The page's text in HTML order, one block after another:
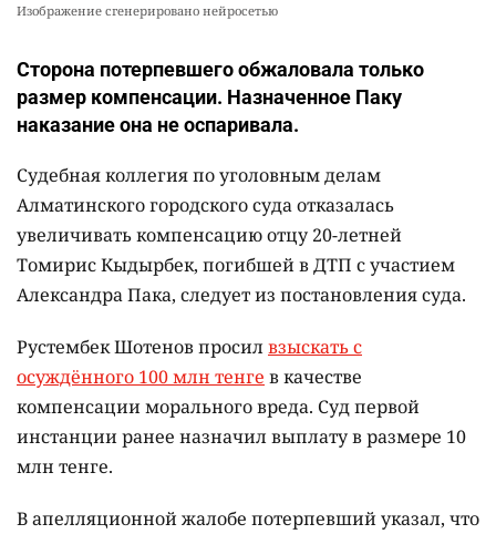
Изображение сгенерировано нейросетью
Сторона потерпевшего обжаловала только
размер компенсации. Назначенное Паку
наказание она не оспаривала.
Судебная коллегия по уголовным делам
Алматинского городского суда отказалась
увеличивать компенсацию отцу 20-летней
Томирис Кыдырбек, погибшей в ДТП с участием
Александра Пака, следует из постановления суда.
Рустембек Шотенов просилвзыскать с
осуждённого 100 млн тенге в качестве
компенсации морального вреда. Суд первой
инстанции ранее назначил выплату в размере 10
млн тенге.
В апелляционной жалобе потерпевший указал, что